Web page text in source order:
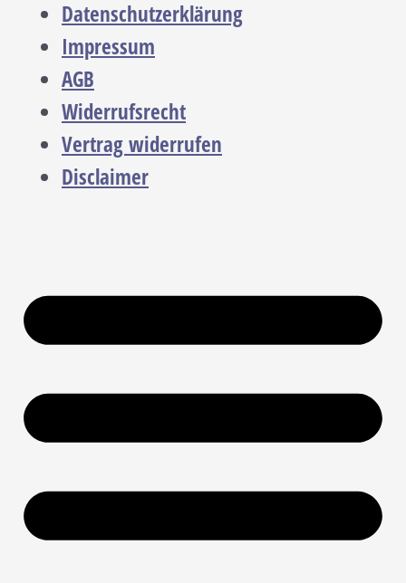
Datenschutzerklärung
Impressum
AGB
Widerrufsrecht
Vertrag widerrufen
Disclaimer